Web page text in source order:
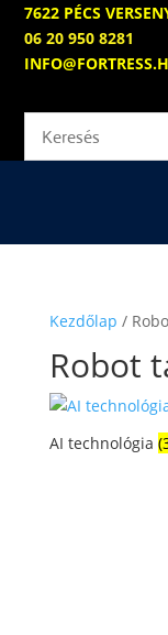
7622 PÉCS
06 20 950 8281
Kezdőlap /
Robot
AI technológia